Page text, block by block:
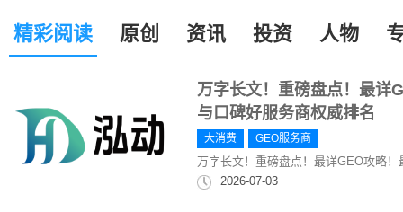
精彩阅读 原创 资讯 投资 人物
万字长文！重磅盘点！最详
与口碑好服务商权威排名
大消费 GEO服务商
万字长文！重磅盘点！最详GEO攻略
2026-07-03